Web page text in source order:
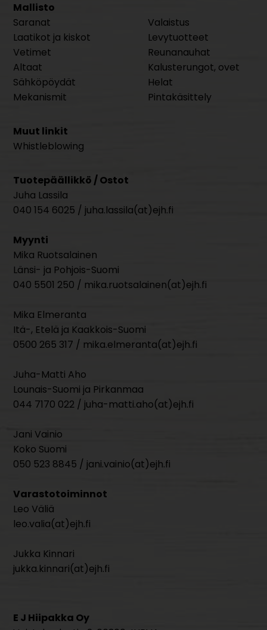
Mallisto
Saranat
Laatikot ja kiskot
Vetimet
Altaat
Sähköpöydät
Mekanismit
Valaistus
Levytuotteet
Reunanauhat
Kalusterungot, ovet
Helat
Pintakäsittely
Muut linkit
Whistleblowing
Tuotepäällikkö / Ostot
Juha Lassila
040 154 6025 / juha.lassila(at)ejh.fi
Myynti
Mika Ruotsalainen
Länsi- ja Pohjois-Suomi
040 5501 250 / mika.ruotsalainen(at)ejh.fi
Mika Elmeranta
Itä-, Etelä ja Kaakkois-Suomi
0500 265 317 / mika.elmeranta(at)ejh.fi
Juha-Matti Aho
Lounais-Suomi ja Pirkanmaa
044 7170 022 / juha-matti.aho(at)ejh.fi
Jani Vainio
Koko Suomi
050 523 8845 / jani.vainio(at)ejh.fi
Varastotoiminnot
Leo Väliä
leo.valia(at)ejh.fi
Jukka Kinnari
jukka.kinnari(at)ejh.fi
E J Hiipakka Oy